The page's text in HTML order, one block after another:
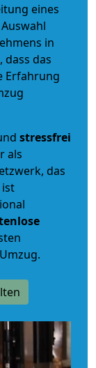
eines
in
dass das
Erfahrung
stressfrei
als
das
ist